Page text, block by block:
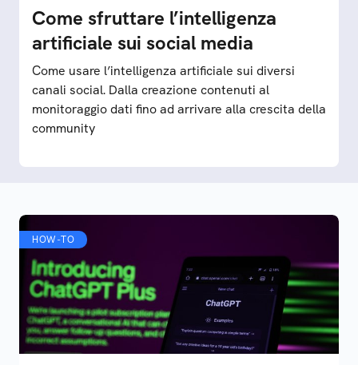
Come sfruttare l’intelligenza
artificiale sui social media
Come usare l’intelligenza artificiale sui diversi
canali social. Dalla creazione contenuti al
monitoraggio dati fino ad arrivare alla crescita della
community
HOW-TO